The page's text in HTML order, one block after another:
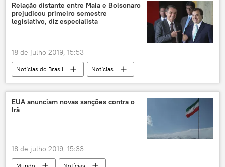
Relação distante entre Maia e Bolsonaro
prejudicou primeiro semestre
legislativo, diz especialista
18 de julho 2019, 15:53
Notícias do Brasil
Notícias
Rodrigo Maia
Jair Bolsonaro
EUA anunciam novas sanções contra o
Irã
18 de julho 2019, 15:33